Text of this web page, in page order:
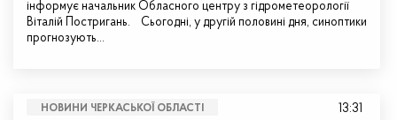
інформує начальник Обласного центру з гідрометеорології
Віталій Постригань. Сьогодні, у другій половині дня, синоптики
прогнозують…
НОВИНИ ЧЕРКАСЬКОЇ ОБЛАСТІ 13:31